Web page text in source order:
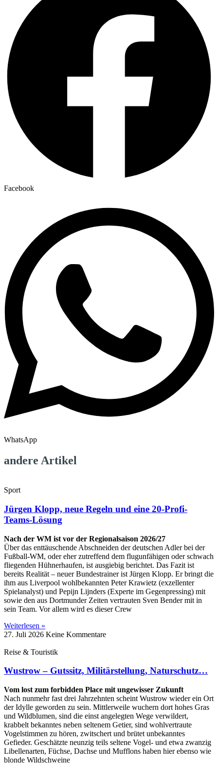
Facebook
WhatsApp
andere Artikel
Sport
Jürgen Klopp, neue Regeln und eine 20-Profi-
Teams-Lösung
Nach der WM ist vor der Regionalsaison 2026/27
Über das enttäuschende Abschneiden der deutschen Adler bei der
Fußball-WM, oder eher zutreffend dem flugunfähigen oder schwach
fliegenden Hühnerhaufen, ist ausgiebig berichtet. Das Fazit ist
bereits Realität – neuer Bundestrainer ist Jürgen Klopp. Er bringt die
ihm aus Liverpool wohlbekannten Peter Krawietz (exzellenter
Spielanalyst) und Pepijn Lijnders (Experte im Gegenpressing) mit
sowie den aus Dortmunder Zeiten vertrauten Sven Bender mit in
sein Team. Vor allem wird es dieser Crew
Weiterlesen »
27. Juli 2026 Keine Kommentare
Reise & Touristik
Wustrow – Gutssitz, Militärstellung, Naturschutz…
Vom lost zum forbidden Place mit ungewisser Zukunft
Nach nunmehr fast drei Jahrzehnten scheint Wustrow wieder ein Ort
der Idylle geworden zu sein. Mittlerweile wuchern dort hohes Gras
und Wildblumen, sind die einst angelegten Wege verwildert,
krabbelt bekanntes neben seltenem Getier, sind wohlvertraute
Vogelstimmen zu hören, zwitschert und brütet unbekanntes
Gefieder. Geschätzte neunzig teils seltene Vogel- und etwa zwanzig
Libellenarten, Füchse, Dachse und Mufflons haben hier ebenso wie
blonde Wildschweine